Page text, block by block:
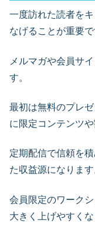
一度訪れた読者を
なげることが重要で
メルマガや会員サ
す。
最初は無料のプレ
に限定コンテンツ
定期配信で信頼を
た収益源になります
会員限定のワーク
大きく上げやすくな